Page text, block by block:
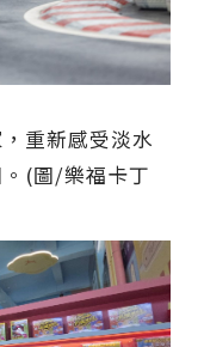
重新感受淡水
(圖/樂福卡丁